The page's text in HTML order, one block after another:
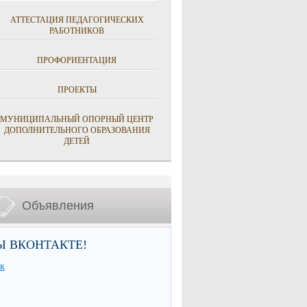
АТТЕСТАЦИЯ ПЕДАГОГИЧЕСКИХ
РАБОТНИКОВ
ПРОФОРИЕНТАЦИЯ
ПРОЕКТЫ
МУНИЦИПАЛЬНЫЙ ОПОРНЫЙ ЦЕНТР
ДОПОЛНИТЕЛЬНОГО ОБРАЗОВАНИЯ
ДЕТЕЙ
Объявления
ВКОНТАКТЕ!